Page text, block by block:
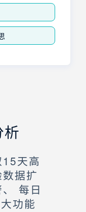
天高
据扩
每日
功能